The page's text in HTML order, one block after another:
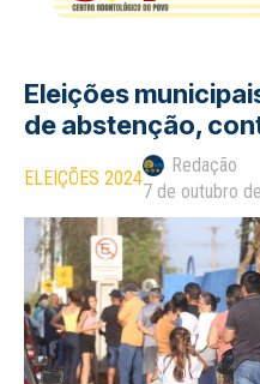
Eleições
de abstenção,
ELEIÇÕES 2024
Redação
7 de outubro